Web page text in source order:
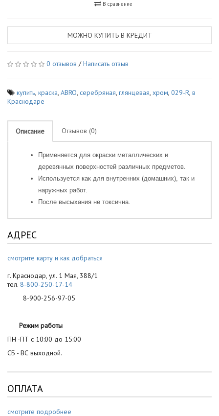
В сравнение
МОЖНО КУПИТЬ В КРЕДИТ
0 отзывов /Написать отзыв
купить, краска, ABRO, серебряная, глянцевая, хром, 029-R, в
Краснодаре
Описание Отзывов (0)
Применяется для окраски металлических и
деревянных поверхностей различных предметов.
Используется как для внутренних (домашних), так и
наружных работ.
После высыхания не токсична.
АДРЕС
смотрите карту и как добраться
г. Краснодар, ул. 1 Мая, 388/1
тел. 8-800-250-17-14
8-900-256-97-05
Режим работы
ПН -ПТ с 10:00 до 15:00
СБ - ВС выходной.
ОПЛАТА
смотрите подробнее